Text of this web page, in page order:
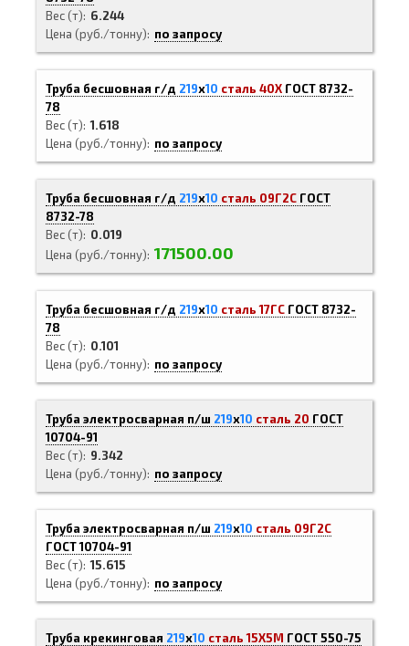
Вес (т)
6.244
Цена (руб./тонну)
по запросу
Труба бесшовная г/д 219х10 сталь 40Х ГОСТ 8732-
78
Вес (т) 1.618
Цена (руб./тонну)
по запросу
Труба бесшовная г/д 219х10 сталь 09Г2С ГОСТ
8732-78
Вес (т)
0.019
Цена (руб./тонну) 171500.00
Труба бесшовная г/д 219х10 сталь 17ГС ГОСТ 8732-
78
Вес (т)
0.101
Цена (руб./тонну)
по запросу
Труба электросварная п/ш 219х10 сталь 20 ГОСТ
10704-91
Вес (т)
9.342
Цена (руб./тонну)
по запросу
Труба электросварная п/ш 219х10 сталь 09Г2С
ГОСТ 10704-91
Вес (т) 15.615
Цена (руб./тонну)
по запросу
Труба крекинговая 219х10 сталь 15Х5М ГОСТ 550-75